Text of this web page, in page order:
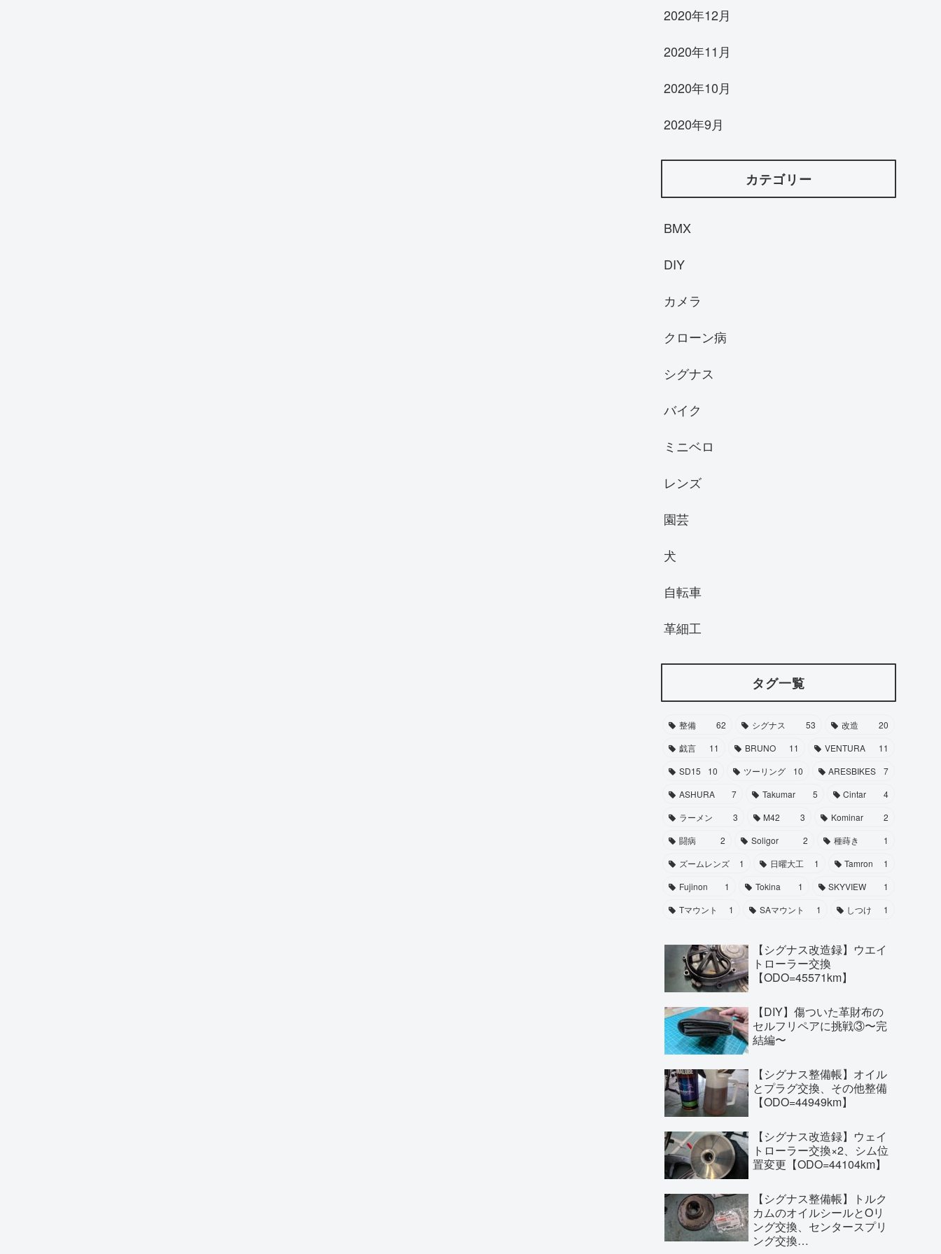
2020年12月
2020年11月
2020年10月
2020年9月
カテゴリー
BMX
DIY
カメラ
クローン病
シグナス
バイク
ミニベロ
レンズ
園芸
犬
自転車
革細工
タグ一覧
整備 62 シグナス 53 改造
20
戯言
11 BRUNO 11 VENTURA
11
SD15
10 ツーリング 10 ARESBIKES
7
ASHURA
7 Takumar 5 Cintar
4
ラーメン
3 M42 3 Kominar
2
闘病
2 Soligor 2 種蒔き
1
ズームレンズ
1 日曜大工 1 Tamron
1
Fujinon
1 Tokina 1 SKYVIEW
1
Tマウント
1 SAマウント 1 しつけ 1
【シグナス改造録】ウエイ
トローラー交換
【ODO=45571km】
【DIY】傷ついた革財布の
セルフリペアに挑戦③〜完
結編〜
【シグナス整備帳】オイル
とプラグ交換、その他整備
【ODO=44949km】
【シグナス改造録】ウェイ
トローラー交換×2、シム位
置変更【ODO=44104km】
【シグナス整備帳】トルク
カムのオイルシールとOリ
ング交換、センタースプリ
ング交換